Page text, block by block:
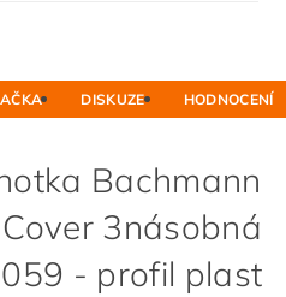
DISKUZE HODNOCENÍ
Bachmann
3násobná
- profil plast